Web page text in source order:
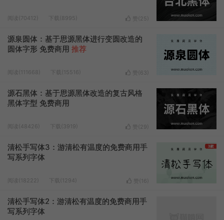
阅读(70412) 下载(8995) 25
源泉圆体：基于思源黑体进行变圆改造的
圆体字形 免费商用 推荐
阅读(111668) 下载(15516) 63
源石黑体：基于思源黑体改造的复古风格
黑体字型 免费商用
阅读(48426) 下载(3919) 29
清松手写体3：游清松有温度的免费商用手
写系列字体
阅读(18222) 下载(1294) 16
清松手写体2：游清松有温度的免费商用手
写系列字体